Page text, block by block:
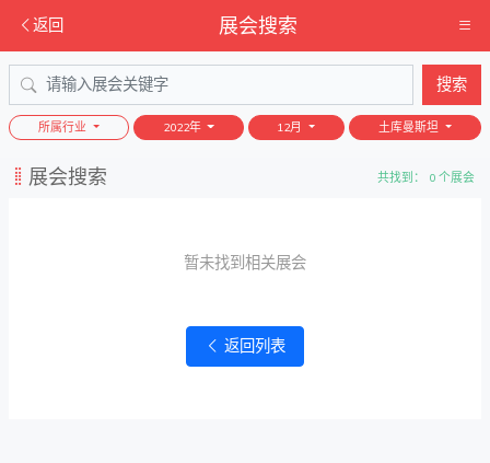
返回 展会搜索
搜索
所属行业 2022年 12月 土库曼斯坦
展会搜索 共找到： 0 个展会
暂未找到相关展会
返回列表